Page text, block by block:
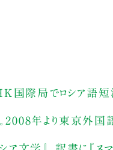
国際局でロシア語短
年より東京外国語